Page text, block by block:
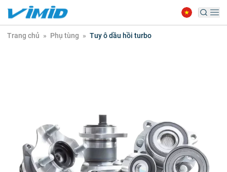
Trang chủ » Phụ tùng » Tuy ô dầu hồi turbo